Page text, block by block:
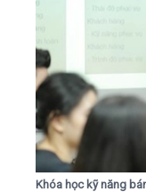
Khóa học kỹ năng